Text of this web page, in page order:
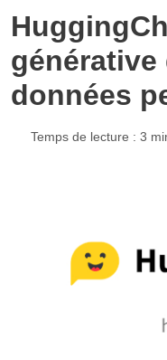
données
Temps de lecture : 3